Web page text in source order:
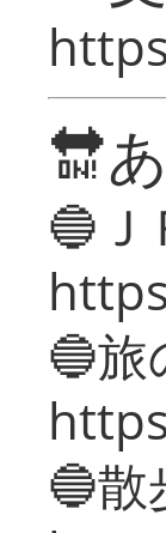
🔛
🔵Ｊ
🔵旅
🔵散